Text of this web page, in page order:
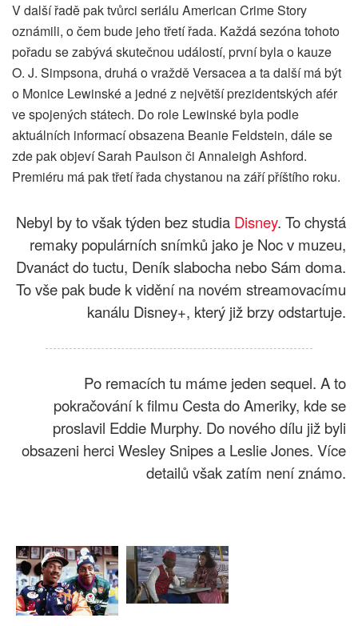
V další řadě pak tvůrci seriálu American Crime Story
oznámili, o čem bude jeho třetí řada. Každá sezóna tohoto
pořadu se zabývá skutečnou událostí, první byla o kauze
O. J. Simpsona, druhá o vraždě Versacea a ta další má být
o Monice Lewinské a jedné z největší prezidentských afér
ve spojených státech. Do role Lewinské byla podle
aktuálních informací obsazena Beanie Feldstein, dále se
zde pak objeví Sarah Paulson či Annaleigh Ashford.
Premiéru má pak třetí řada chystanou na září příštího roku.
Nebyl by to však týden bez studia Disney. To chystá
remaky populárních snímků jako je Noc v muzeu,
Dvanáct do tuctu, Deník slabocha nebo Sám doma.
To vše pak bude k vidění na novém streamovacímu
kanálu Disney+, který již brzy odstartuje.
Po remacích tu máme jeden sequel. A to
pokračování k filmu Cesta do Ameriky, kde se
proslavil Eddie Murphy. Do nového dílu již byli
obsazeni herci Wesley Snipes a Leslie Jones. Více
detailů však zatím není známo.